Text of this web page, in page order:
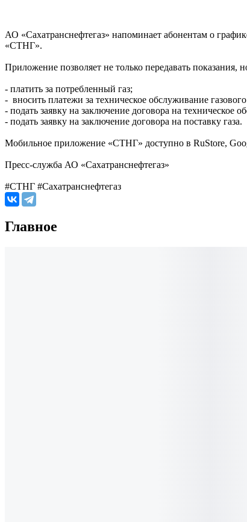
АО «Сахатранснефтегаз» напоминает абонентам о
«СТНГ».
Приложение позволяет не только передавать
- платить за потребленный газ;
- вносить платежи за техническое обслуживание
- подать заявку на заключение договора на техническое
- подать заявку на заключение договора на поставку газа.
Мобильное приложение «СТНГ» доступно в RuStore,
Пресс-служба АО «Сахатранснефтегаз»
#СТНГ #Сахатранснефтегаз
Главное